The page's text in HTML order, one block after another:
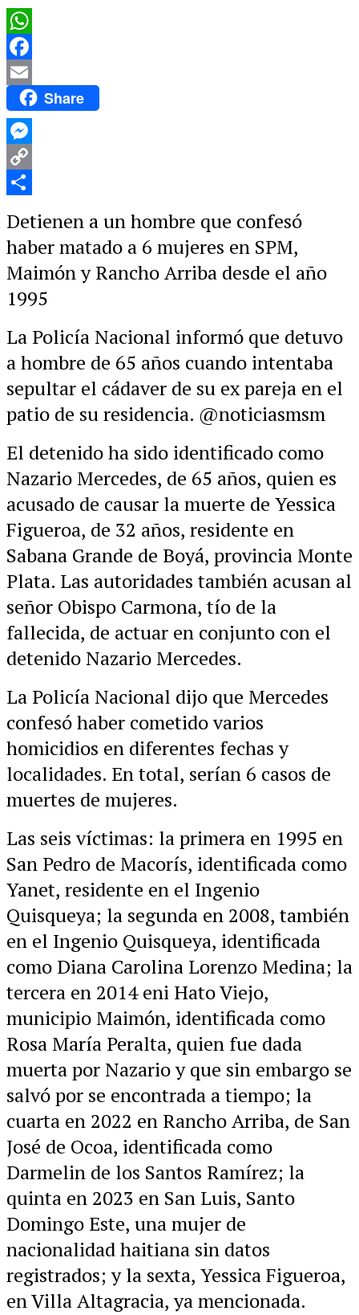
WhatsApp
Facebook
Email Share
Messenger
Copy
Detienen a un hombre que confesó
haber matado a 6 mujeres en SPM,
Maimón y Rancho Arriba desde el año
1995
La Policía Nacional informó que detuvo
a hombre de 65 años cuando intentaba
sepultar el cádaver de su ex pareja en el
patio de su residencia. @noticiasmsm
El detenido ha sido identificado como
Nazario Mercedes, de 65 años, quien es
acusado de causar la muerte de Yessica
Figueroa, de 32 años, residente en
Sabana Grande de Boyá, provincia Monte
Plata. Las autoridades también acusan al
señor Obispo Carmona, tío de la
fallecida, de actuar en conjunto con el
detenido Nazario Mercedes.
La Policía Nacional dijo que Mercedes
confesó haber cometido varios
homicidios en diferentes fechas y
localidades. En total, serían 6 casos de
muertes de mujeres.
Las seis víctimas: la primera en 1995 en
San Pedro de Macorís, identificada como
Yanet, residente en el Ingenio
Quisqueya; la segunda en 2008, también
en el Ingenio Quisqueya, identificada
como Diana Carolina Lorenzo Medina; la
tercera en 2014 eni Hato Viejo,
municipio Maimón, identificada como
Rosa María Peralta, quien fue dada
muerta por Nazario y que sin embargo se
salvó por se encontrada a tiempo; la
cuarta en 2022 en Rancho Arriba, de San
José de Ocoa, identificada como
Darmelin de los Santos Ramírez; la
quinta en 2023 en San Luis, Santo
Domingo Este, una mujer de
nacionalidad haitiana sin datos
registrados; y la sexta, Yessica Figueroa,
en Villa Altagracia, ya mencionada.